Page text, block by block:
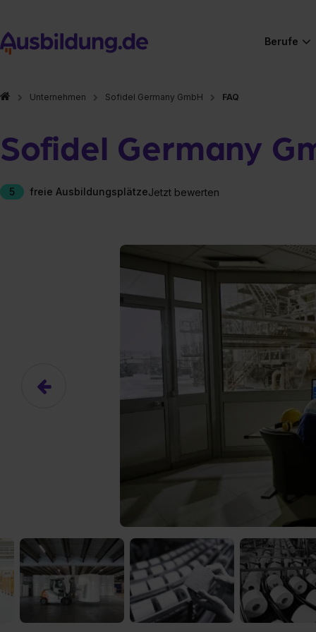
Berufe
Unternehmen Sofidel Germany GmbH FAQ
Sofidel Germany
5 freie AusbildungsplätzeJetzt bewerten